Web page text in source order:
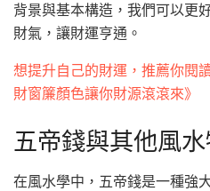
背景與基本構造，我們可以更
財氣，讓財運亨通。
想提升自己的財運，推薦你閱
財窗簾顏色讓你財源滾滾來》
五帝錢與其他風
在風水學中，五帝錢是一種強